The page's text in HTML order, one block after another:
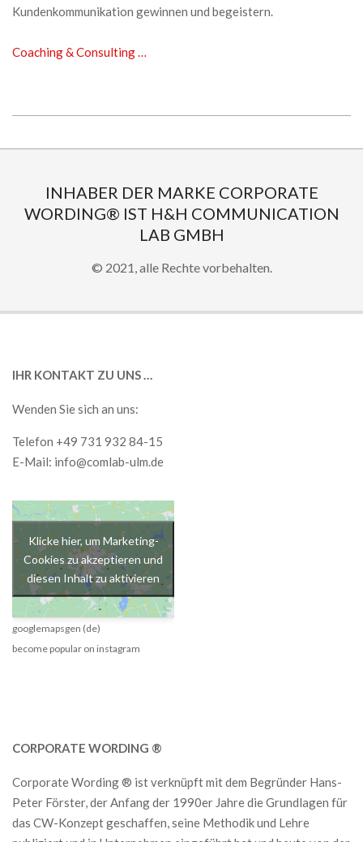
Kundenkommunikation gewinnen und begeistern.
Coaching & Consulting …
10-
INHABER DER MARKE CORPORATE
WORDING® IST H&H COMMUNICATION
LAB GMBH
© 2021, alle Rechte vorbehalten.
IHR KONTAKT ZU UNS …
Wenden Sie sich an uns:
Telefon +49 731 932 84-15
E-Mail: info@comlab-ulm.de
Klicke hier, um Marketing-
Cookies zu akzeptieren und
diesen Inhalt zu aktivieren
googlemapsgen (de)
become popular on instagram
CORPORATE WORDING ®
Corporate Wording ® ist verknüpft mit dem Begründer Hans-
Peter Förster, der Anfang der 1990er Jahre die Grundlagen für
das CW-Konzept geschaffen, seine Methodik und Lehre